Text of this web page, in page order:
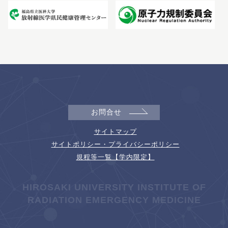
お問合せ
サイトマップ
サイトポリシー・プライバシーポリシー
規程等一覧【学内限定】
HIROSAKI UNIVERSITY INSTITUTE OF
RADIATION EMERGENCY MEDICINE